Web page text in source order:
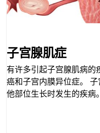
子宫腺肌症
有许多引起子宫腺肌病的
癌和子宫内膜异位症。
他部位生长时发生的疾病